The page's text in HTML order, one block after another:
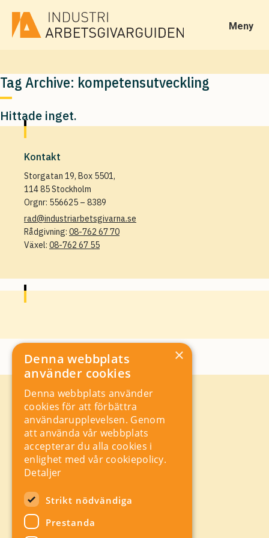
Meny
Tag Archive: kompetensutveckling
Hittade inget.
Kontakt
Storgatan 19, Box 5501,
114 85 Stockholm
Orgnr: 556625 – 8389
rad@industriarbetsgivarna.se
Rådgivning: 08-762 67 70
Växel: 08-762 67 55
Kontakt
Storgatan 19, Box 5501,
114 85 Stockholm
Orgnr: 556625 – 8389
rad@industriarbetsgivarna.se
Rådgivning:08-762 67 70
Växel:08-762 67 55
Hitta snabbt
A-Ö
×
Denna webbplats
använder cookies
Denna webbplats använder
cookies för att förbättra
användarupplevelsen. Genom
att använda vår webbplats
accepterar du alla cookies i
enlighet med vår cookiepolicy.
Detaljer
Strikt nödvändiga
Prestanda